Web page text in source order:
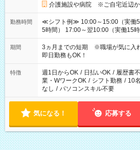
介護施設や病院 ※ご自宅近辺か
勤務時間
≪シフト例≫ 10:00～15:00（実働
5時間） 17:00～翌10:00（実働15時間）など ご希
働く時間は調整できます！ お気軽
期間
3ヵ月までの短期 ※職場が気に入
即日勤務もOK！
特徴 週1日からOK / 日払いOK / 履歴書
業・WワークOK / シフト勤務 / 10
なし / パソコンスキル不要
気になる！ 応募する